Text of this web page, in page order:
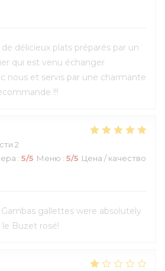
délicieux plats préparés par un
qui est venu échanger
nous et servis par une charmante
!!!
2
: 5/5 Меню : 5/5 Цена / качество
gallettes were absolutely
Buzet rosé!